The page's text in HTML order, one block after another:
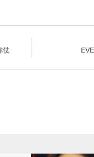
仗